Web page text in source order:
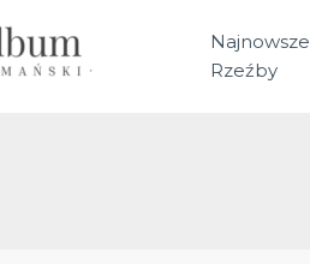
Najnowsze
Rzeźby